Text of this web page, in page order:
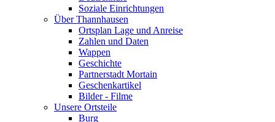
Soziale Einrichtungen
Über Thannhausen
Ortsplan Lage und Anreise
Zahlen und Daten
Wappen
Geschichte
Partnerstadt Mortain
Geschenkartikel
Bilder - Filme
Unsere Ortsteile
Burg